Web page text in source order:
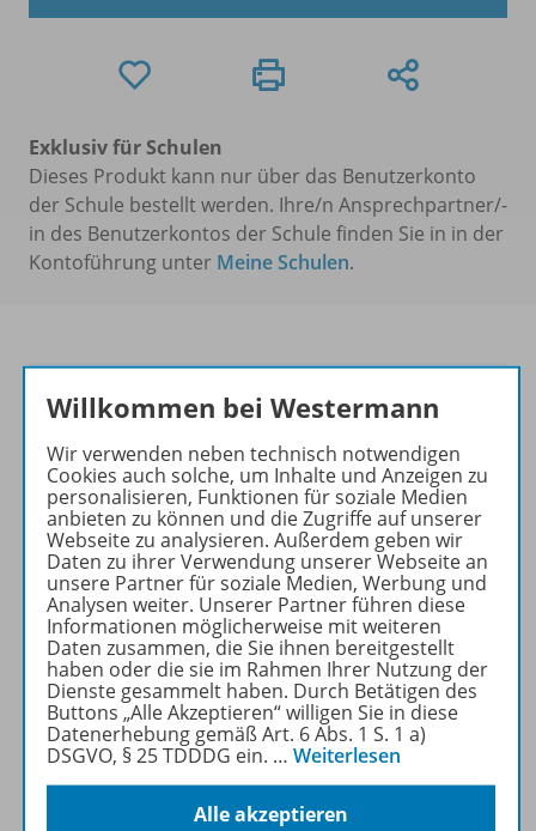
Exklusiv für Schulen
Dieses Produkt kann nur über das Benutzerkonto
der Schule bestellt werden. Ihre/n Ansprechpartner/-
in des Benutzerkontos der Schule finden Sie in in der
Kontoführung unter Meine Schulen.
Naturwissenschaften 2.0
Blickpunkt ist die erste
naturwissenschaftliche
Werkreihe mit integriertem
GIDA-Medienpaket,
passgenau auf die Themen
des Buches abgestimmt.
Mehr erfahren
Produktinformationen
Willkommen bei Westermann
Wir verwenden neben technisch notwendigen
Cookies auch solche, um Inhalte und Anzeigen zu
personalisieren, Funktionen für soziale Medien
anbieten zu können und die Zugriffe auf unserer
Webseite zu analysieren. Außerdem geben wir
Daten zu ihrer Verwendung unserer Webseite an
unsere Partner für soziale Medien, Werbung und
Analysen weiter. Unserer Partner führen diese
Informationen möglicherweise mit weiteren
Daten zusammen, die Sie ihnen bereitgestellt
haben oder die sie im Rahmen Ihrer Nutzung der
Dienste gesammelt haben. Durch Betätigen des
Buttons „Alle Akzeptieren“ willigen Sie in diese
Datenerhebung gemäß Art. 6 Abs. 1 S. 1 a)
DSGVO, § 25 TDDDG ein. … Weiterlesen
Alle akzeptieren